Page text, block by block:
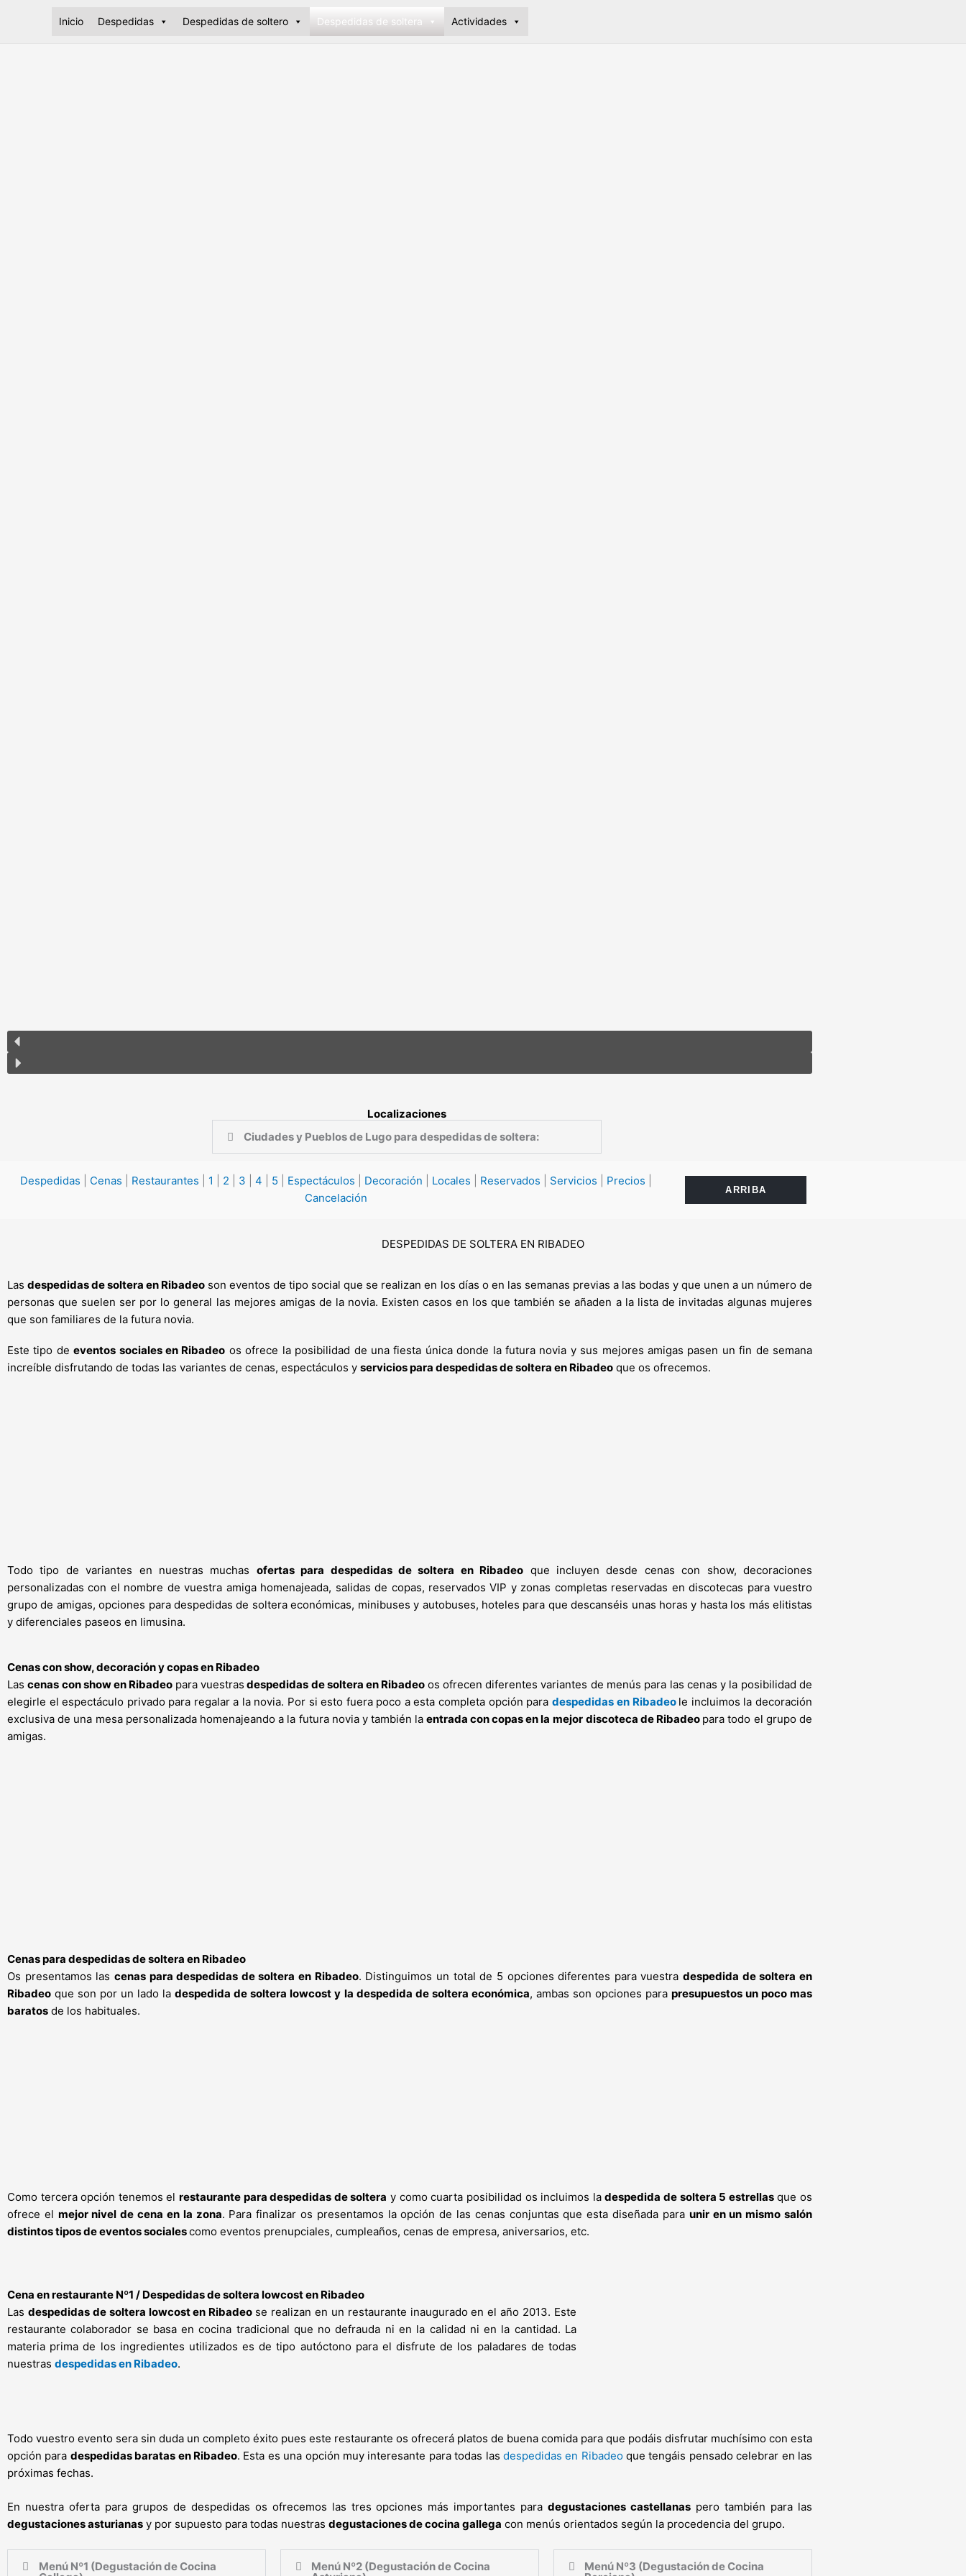
Inicio Despedidas Despedidas de soltero Despedidas de soltera Actividades
Localizaciones
Ciudades y Pueblos de Lugo para despedidas de soltera:
Despedidas Cenas Restaurantes 1 2 3 |4 5 Espectáculos Decoración Locales Reservados Servicios Precios
Cancelación
ARRIBA
DESPEDIDAS DE SOLTERA EN RIBADEO
Lasdespedidas de soltera en Ribadeo son eventos de tipo social que se realizan en los días o en las semanas previas a las bodas y que unen a un número de
personas que suelen ser por lo general las mejores amigas de la novia. Existen casos en los que también se añaden a la lista de invitadas algunas mujeres
que son familiares de la futura novia.
Este tipo deeventos sociales en Ribadeo os ofrece la posibilidad de una fiesta única donde la futura novia y sus mejores amigas pasen un fin de semana
increíble disfrutando de todas las variantes de cenas, espectáculos y servicios para despedidas de soltera en Ribadeo que os ofrecemos.
Todo tipo de variantes en nuestras muchas ofertas para despedidas de soltera en Ribadeo que incluyen desde cenas con show, decoraciones
personalizadas con el nombre de vuestra amiga homenajeada, salidas de copas, reservados VIP y zonas completas reservadas en discotecas para vuestro
grupo de amigas, opciones para despedidas de soltera económicas, minibuses y autobuses, hoteles para que descanséis unas horas y hasta los más elitistas
y diferenciales paseos en limusina.
Cenas con show, decoración y copas en Ribadeo
Lascenas con show en Ribadeo para vuestras despedidas de soltera en Ribadeo os ofrecen diferentes variantes de menús para las cenas y la posibilidad de
elegirle el espectáculo privado para regalar a la novia. Por si esto fuera poco a esta completa opción para despedidas en Ribadeo le incluimos la decoración
exclusiva de una mesa personalizada homenajeando a la futura novia y también la entrada con copas en la mejor discoteca de Ribadeo para todo el grupo de
amigas.
Cenas para despedidas de soltera en Ribadeo
Os presentamos las cenas para despedidas de soltera en Ribadeo. Distinguimos un total de 5 opciones diferentes para vuestradespedida de soltera en
Ribadeo que son por un lado ladespedida de soltera lowcost y la despedida de soltera económica, ambas son opciones para presupuestos un poco mas
baratos de los habituales.
Como tercera opción tenemos elrestaurante para despedidas de soltera y como cuarta posibilidad os incluimos ladespedida de soltera 5 estrellasque os
ofrece el mejor nivel de cena en la zona. Para finalizar os presentamos la opción de las cenas conjuntas que esta diseñada para unir en un mismo salón
distintos tipos de eventos socialescomo eventos prenupciales, cumpleaños, cenas de empresa, aniversarios, etc.
Cena enrestaurante Nº1 / Despedidas de soltera lowcost en Ribadeo
Las despedidas de soltera lowcost en Ribadeo se realizan en un restaurante inaugurado en el año 2013. Este
restaurante colaborador se basa en cocina tradicional que no defrauda ni en la calidad ni en la cantidad. La
materia prima de los ingredientes utilizados es de tipo autóctono para el disfrute de los paladares de todas
nuestras despedidas en Ribadeo.
Todo vuestro evento sera sin duda un completo éxito pues este restaurante os ofrecerá platos de buena comida para que podáis disfrutar muchísimo con esta
opción para despedidas baratas en Ribadeo. Esta es una opción muy interesante para todas las despedidas en Ribadeoque tengáis pensado celebrar en las
próximas fechas.
En nuestra oferta para grupos de despedidas os ofrecemos las tres opciones más importantes paradegustaciones castellanas pero también para las
degustaciones asturianas y por supuesto para todas nuestras degustaciones de cocina gallega con menús orientados según la procedencia del grupo.
Menú Nº1 (Degustación de Cocina Menú Nº2 (Degustación de Cocina Menú Nº3 (Degustación de Cocina